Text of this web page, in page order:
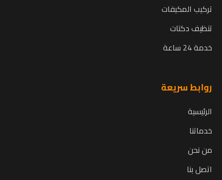
تركيب المكيفات
تنظيف دكتات
خدمة 24 ساعة
روابط سريعة
الرئيسية
خدماتنا
من نحن
اتصل بنا